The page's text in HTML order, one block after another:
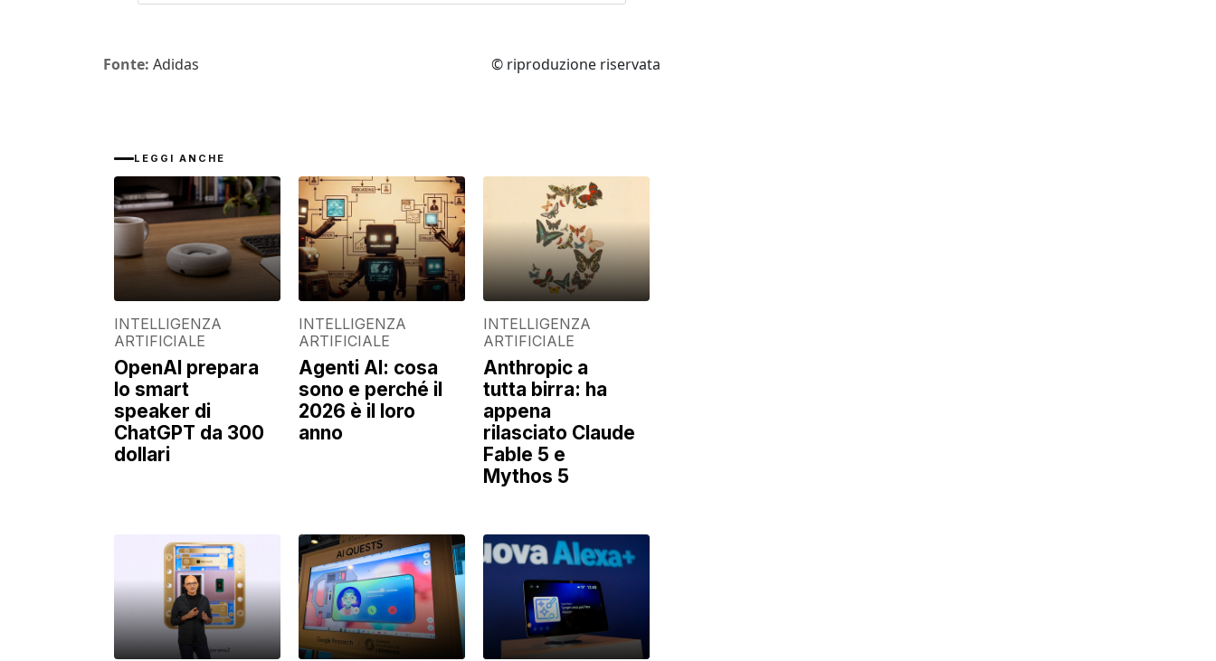
Fonte: Adidas © riproduzione riservata
LEGGI ANCHE
INTELLIGENZA
ARTIFICIALE
OpenAI prepara
lo smart
speaker di
ChatGPT da 300
dollari
INTELLIGENZA
ARTIFICIALE
Agenti AI: cosa
sono e perché il
2026 è il loro
anno
INTELLIGENZA
ARTIFICIALE
Anthropic a
tutta birra: ha
appena
rilasciato Claude
Fable 5 e
Mythos 5